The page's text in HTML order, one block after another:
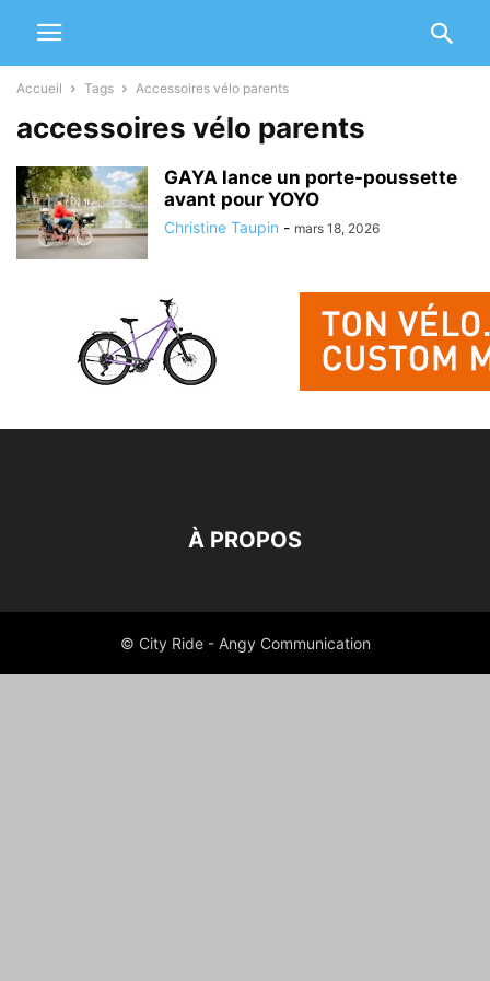
Accueil Tags Accessoires vélo parents
accessoires vélo parents
GAYA lance un porte-poussette
avant pour YOYO
Christine Taupin - mars 18, 2026
À PROPOS
© City Ride - Angy Communication